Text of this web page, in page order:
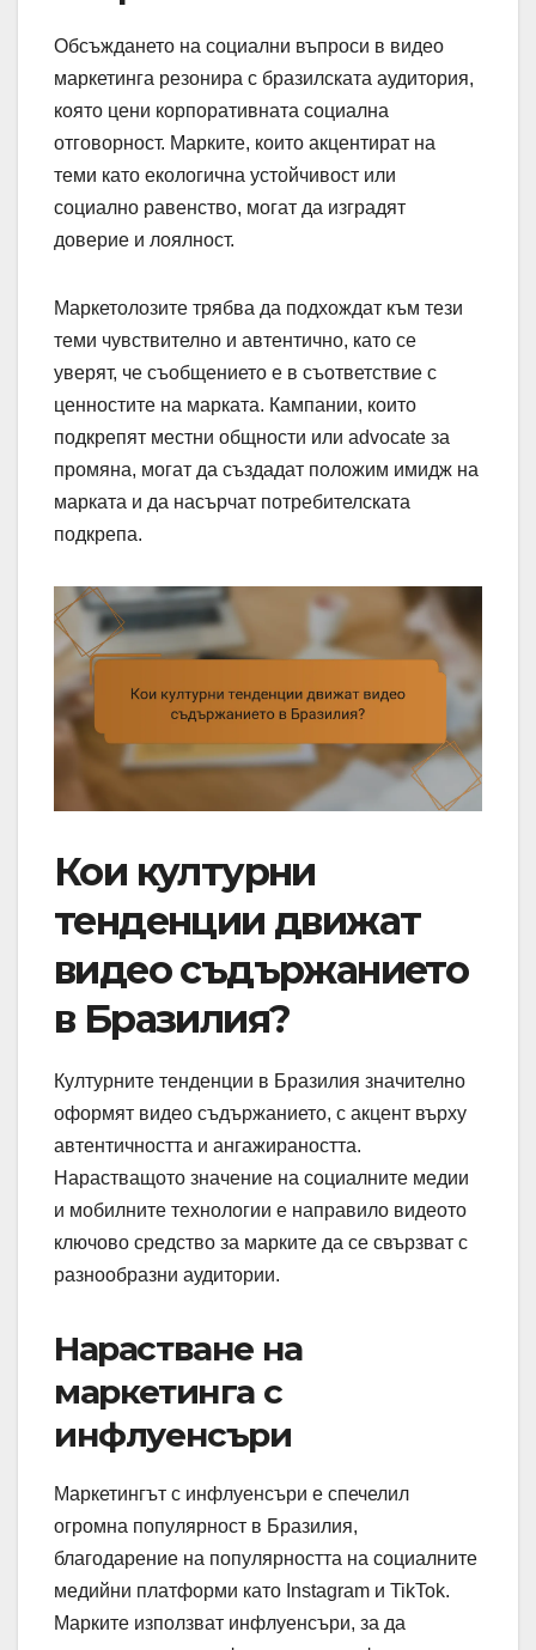
Обсъждането на социални въпроси в видео
маркетинга резонира с бразилската аудитория,
която цени корпоративната социална
отговорност. Марките, които акцентират на
теми като екологична устойчивост или
социално равенство, могат да изградят
доверие и лоялност.
Маркетолозите трябва да подхождат към тези
теми чувствително и автентично, като се
уверят, че съобщението е в съответствие с
ценностите на марката. Кампании, които
подкрепят местни общности или advocate за
промяна, могат да създадат положим имидж на
марката и да насърчат потребителската
подкрепа.
Кои културни
тенденции движат
видео съдържанието
в Бразилия?
Културните тенденции в Бразилия значително
оформят видео съдържанието, с акцент върху
автентичността и ангажираността.
Нарастващото значение на социалните медии
и мобилните технологии е направило видеото
ключово средство за марките да се свързват с
разнообразни аудитории.
Нарастване на
маркетинга с
инфлуенсъри
Маркетингът с инфлуенсъри е спечелил
огромна популярност в Бразилия,
благодарение на популярността на социалните
медийни платформи като Instagram и TikTok.
Марките използват инфлуенсъри, за да